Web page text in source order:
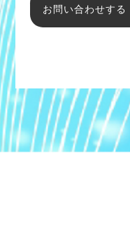
お問い合わせする